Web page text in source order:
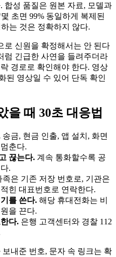
합성 품질은 원본 자료, 모델과
초면 99% 동일하게 복제된
는 것은 정확하지 않다.
로 신원을 확정해서는 안 된다
럼 긴급한 사연을 들려주더라
경로로 확인해야 한다. 영상
된 영상일 수 있어 단독 확인
을 때 30초 대응법
송금, 현금 인출, 앱 설치, 화면
춘다.
끊는다. 계속 통화할수록 공
.
족은 기존 저장 번호로, 기관은
힌 대표번호로 연락한다.
를 쓴다. 해당 휴대전화는 비
을 끈다.
다. 은행 고객센터와 경찰 112
내준 번호, 문자 속 링크는 확